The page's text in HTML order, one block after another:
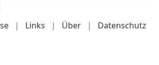
| Links | Über | Datenschutz